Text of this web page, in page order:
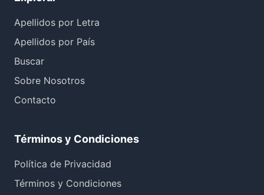
Apellidos por Letra
Apellidos por País
Buscar
Sobre Nosotros
Contacto
Términos y Condiciones
Política de Privacidad
Términos y Condiciones